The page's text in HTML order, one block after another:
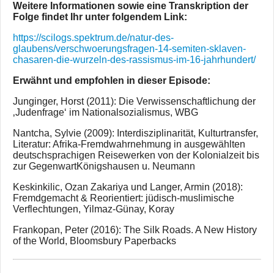
Weitere Informationen sowie eine Transkription der
Folge findet Ihr unter folgendem Link:
https://scilogs.spektrum.de/natur-des-
glaubens/verschwoerungsfragen-14-semiten-sklaven-
chasaren-die-wurzeln-des-rassismus-im-16-jahrhundert/
Erwähnt und empfohlen in dieser Episode:
Junginger, Horst (2011): Die Verwissenschaftlichung der
‚Judenfrage‘ im Nationalsozialismus, WBG
Nantcha, Sylvie (2009): Interdisziplinarität, Kulturtransfer,
Literatur: Afrika-Fremdwahrnehmung in ausgewählten
deutschsprachigen Reisewerken von der Kolonialzeit bis
zur GegenwartKönigshausen u. Neumann
Keskinkilic, Ozan Zakariya und Langer, Armin (2018):
Fremdgemacht & Reorientiert: jüdisch-muslimische
Verflechtungen, Yilmaz-Günay, Koray
Frankopan, Peter (2016): The Silk Roads. A New History
of the World, Bloomsbury Paperbacks